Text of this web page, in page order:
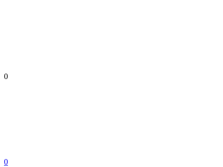
0
0